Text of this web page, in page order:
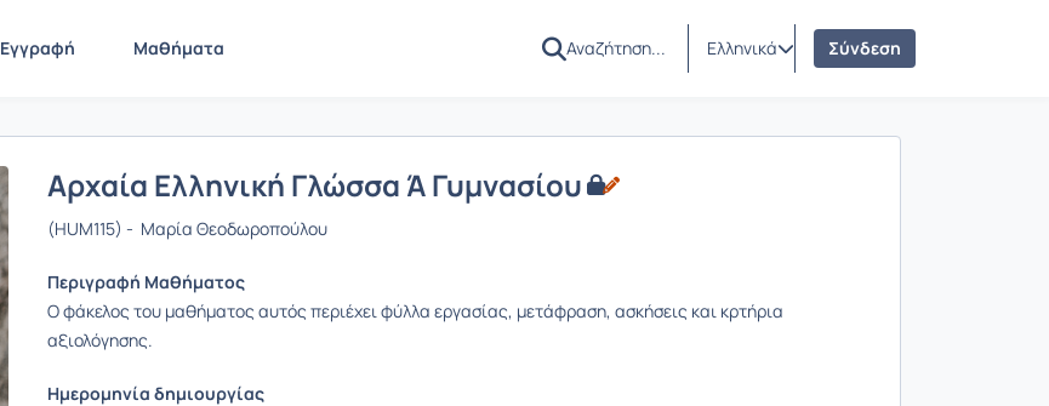
Εγγραφή Μαθήματα Ελληνικά Σύνδεση
Αρχαία Ελληνική Γλώσσα Ά Γυμνασίου
(HUM115) - Μαρία Θεοδωροπούλου
Περιγραφή Μαθήματος
Ο φάκελος του μαθήματος αυτός περιέχει φύλλα εργασίας, μετάφραση, ασκήσεις και κρτήρια
αξιολόγησης.
Ημερομηνία δημιουργίας